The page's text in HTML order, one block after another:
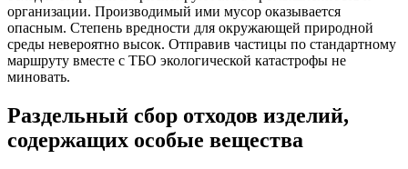
организации. Производимый ими мусор оказывается
опасным. Степень вредности для окружающей природной
среды невероятно высок. Отправив частицы по стандартному
маршруту вместе с ТБО экологической катастрофы не
миновать.
Раздельный сбор отходов изделий,
содержащих особые вещества